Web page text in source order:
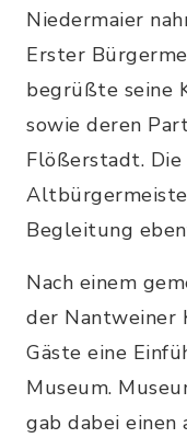
Niedermaier
Erster
begrüßte seine
sowie deren
Flößerstadt.
Begleitung
Nach einem
der Nantweiner
Gäste eine
Museum.
gab dabei einen